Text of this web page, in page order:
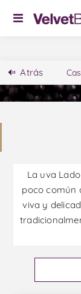
Atrás
La uva
poco común
viva y